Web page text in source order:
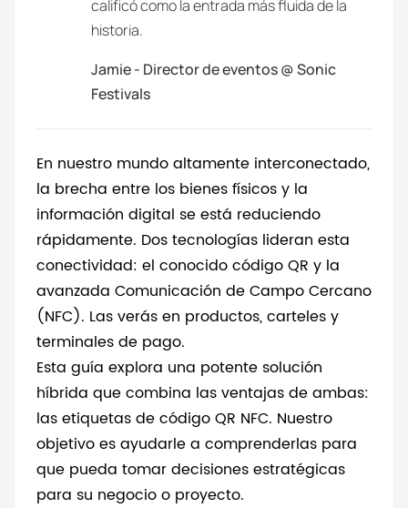
calificó como la entrada más fluida de la
historia.
Jamie - Director de eventos @ Sonic
Festivals
En nuestro mundo altamente interconectado,
la brecha entre los bienes físicos y la
información digital se está reduciendo
rápidamente. Dos tecnologías lideran esta
conectividad: el conocido código QR y la
avanzada Comunicación de Campo Cercano
(NFC). Las verás en productos, carteles y
terminales de pago.
Esta guía explora una potente solución
híbrida que combina las ventajas de ambas:
las etiquetas de código QR NFC. Nuestro
objetivo es ayudarle a comprenderlas para
que pueda tomar decisiones estratégicas
para su negocio o proyecto.